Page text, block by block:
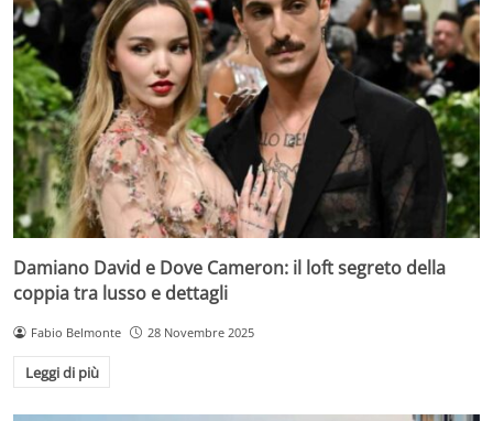
Damiano David e Dove Cameron: il loft segreto della
coppia tra lusso e dettagli
Fabio Belmonte 28 Novembre 2025
Leggi di più